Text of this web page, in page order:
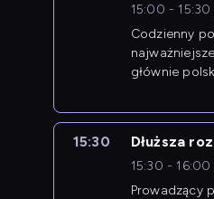
15:00 - 15:30
Codzienny
głównie
15:30 Dłuższa
15:30 - 16:00
Prowadzący